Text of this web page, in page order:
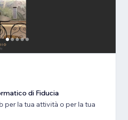
di Fiducia
per la tua attività o per la tua